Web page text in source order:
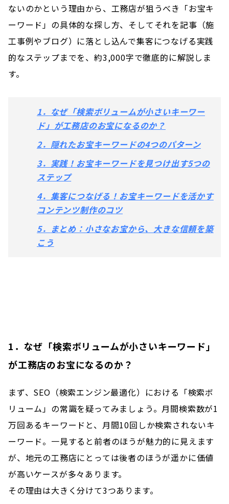
ないのかという理由から、工務店が狙うべき「お宝キ
ーワード」の具体的な探し方、そしてそれを記事（施
工事例やブログ）に落とし込んで集客につなげる実践
的なステップまでを、約3,000字で徹底的に解説しま
す。
1．なぜ「検索ボリュームが小さいキーワー
ド」が工務店のお宝になるのか？
2．隠れたお宝キーワードの4つのパターン
3．実践！お宝キーワードを見つけ出す5つの
ステップ
4．集客につなげる！お宝キーワードを活かす
コンテンツ制作のコツ
5． まとめ：小さなお宝から、大きな信頼を築
こう
1．なぜ「検索ボリュームが小さいキーワード」
が工務店のお宝になるのか？
まず、SEO（検索エンジン最適化）における「検索ボ
リューム」の常識を疑ってみましょう。月間検索数が1
万回あるキーワードと、月間10回しか検索されないキ
ーワード。一見すると前者のほうが魅力的に見えます
が、地元の工務店にとっては後者のほうが遥かに価値
が高いケースが多々あります。
その理由は大きく分けて3つあります。